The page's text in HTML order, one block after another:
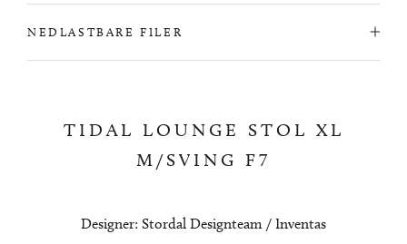
NEDLASTBARE FILER
TIDAL LOUNGE STOL XL
M/SVING F7
Designer: Stordal Designteam / Inventas